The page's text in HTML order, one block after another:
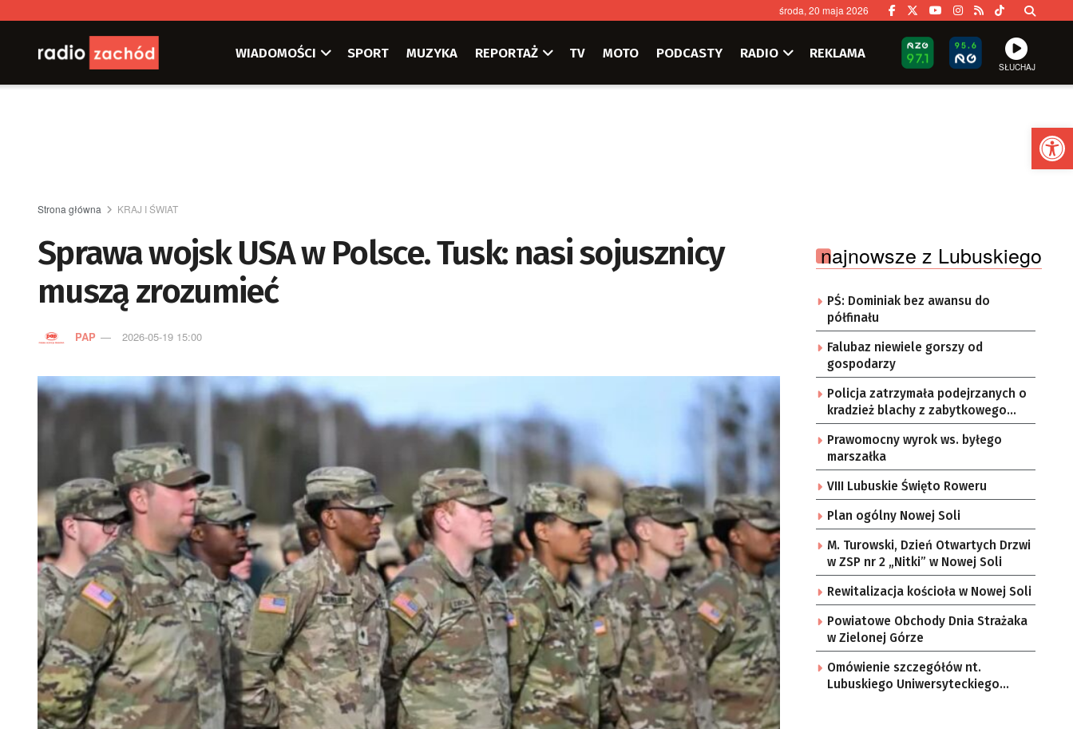
środa, 20 maja 2026
WIADOMOŚCI SPORT MUZYKA REPORTAŻ TV MOTO PODCASTY RADIO REKLAMA
SŁUCHAJ
Strona główna KRAJ I ŚWIAT
Sprawa wojsk USA w Polsce. Tusk: nasi sojusznicy
muszą zrozumieć
PAP 2026-05-19 15:00
najnowsze z Lubuskiego
PŚ: Dominiak bez awansu do
półfinału
Falubaz niewiele gorszy od
gospodarzy
Policja zatrzymała podejrzanych o
kradzież blachy z zabytkowego
pałacu
Prawomocny wyrok ws. byłego
marszałka
VIII Lubuskie Święto Roweru
Plan ogólny Nowej Soli
M. Turowski, Dzień Otwartych Drzwi
w ZSP nr 2 „Nitki” w Nowej Soli
Rewitalizacja kościoła w Nowej Soli
Powiatowe Obchody Dnia Strażaka
w Zielonej Górze
Omówienie szczegółów nt.
Lubuskiego Uniwersyteckiego